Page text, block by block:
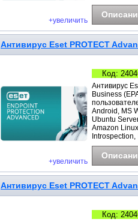
+увеличить
Антивирус Eset PROTECT
+увеличить
Код:
Антивирус
Business
Android, MS
Ubuntu
Amazon
Антивирус Eset PROTECT
Код: